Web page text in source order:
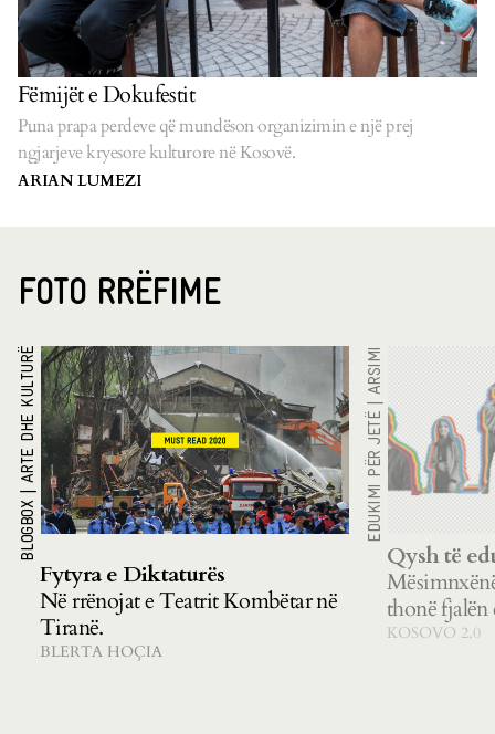
Fëmijët e Dokufestit
Puna prapa perdeve që mundëson organizimin e një prej
ngjarjeve kryesore kulturore në Kosovë.
ARIAN LUMEZI
FOTO RRËFIME
BLOGBOX
|
ARTE DHE KULTURË
Fytyra e Diktaturës
Në rrënojat e Teatrit Kombëtar në
Tiranë.
BLERTA HOÇIA
EDUKIMI PËR JETË
|
ARSIMI
Qysh të
thonë fjalën
KOSOVO 2.0